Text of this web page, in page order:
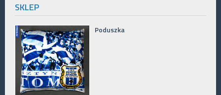
SKLEP
Poduszka